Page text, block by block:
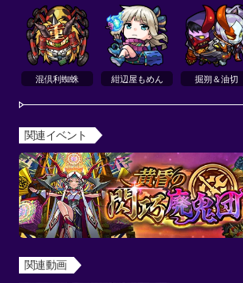
混倶利蜘蛛 紺辺屋もめん 掘朔＆油切
関連イベント
関連動画